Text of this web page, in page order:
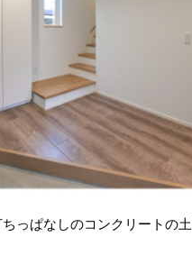
っぱなしのコンクリートの